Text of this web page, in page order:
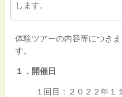
します。
体験ツアーの内容等につき
す。
１．開催日
１回目：２０２２年１